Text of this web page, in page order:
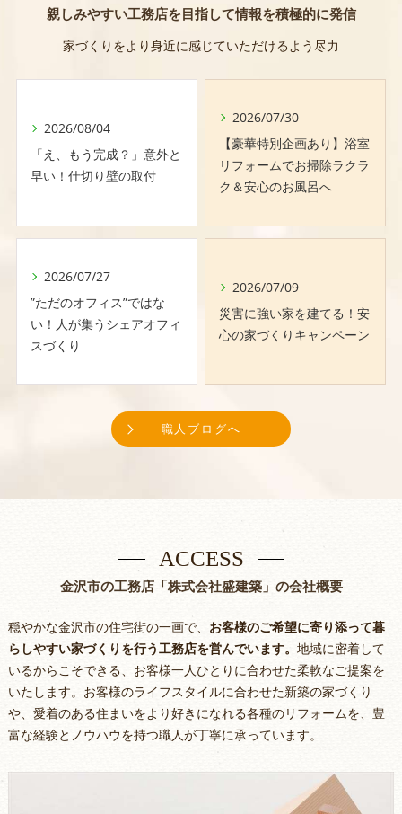
親しみやすい工務店を目指して情報を積極的に発信
家づくりをより身近に感じていただけるよう尽力
2026/08/04
「え、もう完成？」意外と
早い！仕切り壁の取付
2026/07/30
【豪華特別企画あり】浴室
リフォームでお掃除ラクラ
ク＆安心のお風呂へ
2026/07/27
”ただのオフィス”ではな
い！人が集うシェアオフィ
スづくり
2026/07/09
災害に強い家を建てる！安
心の家づくりキャンペーン
職人ブログへ
金沢市の工務店「株式会社盛建築」の会社概要
ACCESS
穏やかな金沢市の住宅街の一画で、 お客様のご希望に寄り添って暮
らしやすい家づくりを行う工務店を営んでいます。 地域に密着して
いるからこそできる、お客様一人ひとりに合わせた柔軟なご提案を
いたします。お客様のライフスタイルに合わせた新築の家づくり
や、愛着のある住まいをより好きになれる各種のリフォームを、豊
富な経験とノウハウを持つ職人が丁寧に承っています。